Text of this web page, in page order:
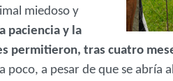
miedoso y
paciencia y la
permitieron, tras cuatro
poco, a pesar de que se abría